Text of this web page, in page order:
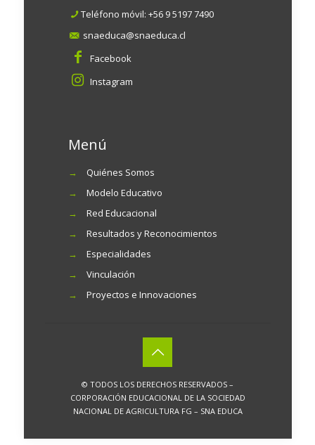
Teléfono móvil: +56 9 5197 7490
snaeduca@snaeduca.cl
Facebook
Instagram
Menú
→
Quiénes Somos
→
Modelo Educativo
→
Red Educacional
→
Resultados y Reconocimientos
→
Especialidades
→
Vinculación
→
Proyectos e Innovaciones
© TODOS LOS DERECHOS RESERVADOS –
CORPORACIÓN EDUCACIONAL DE LA SOCIEDAD
NACIONAL DE AGRICULTURA FG – SNA EDUCA